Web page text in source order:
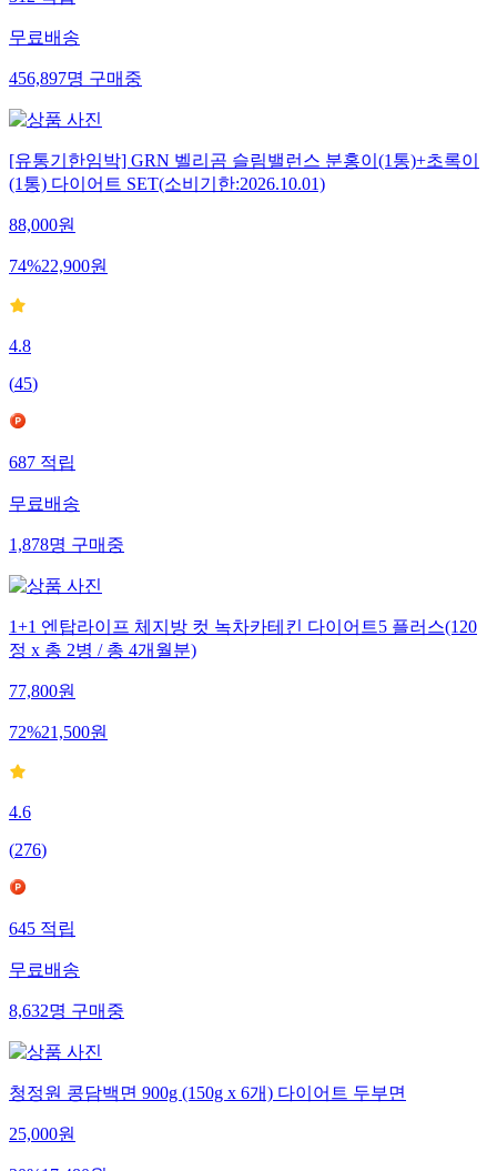
무료배송
456,897명구매중
[유통기한임박] GRN 벨리곰 슬림밸런스 분홍이(1통)+초록이
(1통) 다이어트 SET(소비기한:2026.10.01)
88,000원
74%22,900원
4.8
(45)
687적립
무료배송
1,878명구매중
1+1 엔탑라이프 체지방 컷 녹차카테킨 다이어트5 플러스(120
정 x 총 2병 / 총 4개월분)
77,800원
72%21,500원
4.6
(276)
645적립
무료배송
8,632명구매중
청정원 콩담백면 900g (150g x 6개) 다이어트 두부면
25,000원